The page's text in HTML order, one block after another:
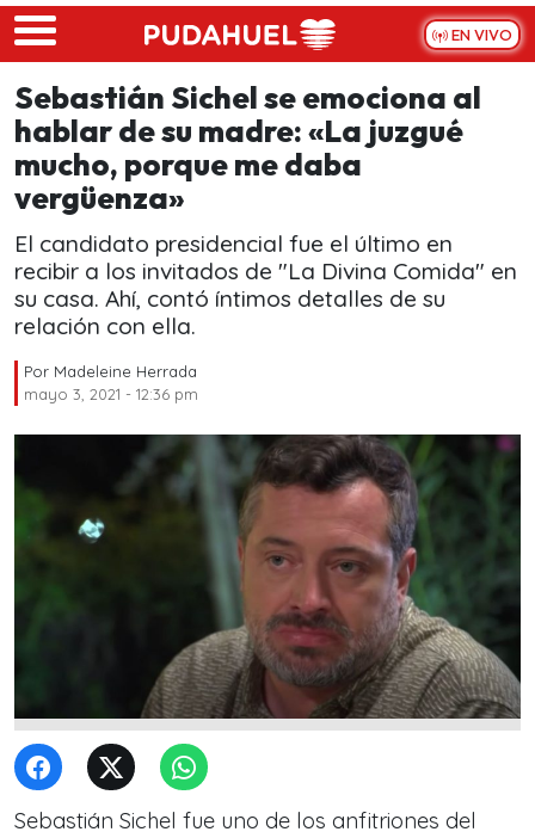
Skip to main content
EN VIVO
Sebastián Sichel se emociona al
hablar de su madre: «La juzgué
mucho, porque me daba
vergüenza»
El candidato presidencial fue el último en
recibir a los invitados de "La Divina Comida" en
su casa. Ahí, contó íntimos detalles de su
relación con ella.
Por Madeleine Herrada
mayo 3, 2021 - 12:36 pm
Sebastián Sichel fue uno de los anfitriones del